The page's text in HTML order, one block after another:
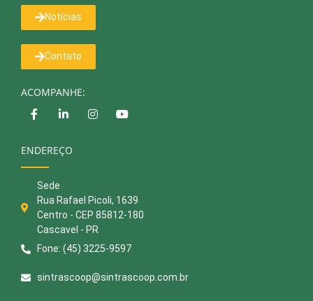
Notícias
Contato
ACOMPANHE:
ENDEREÇO
Sede
Rua Rafael Picoli, 1639
Centro - CEP 85812-180
Cascavel - PR
Fone: (45) 3225-9597
sintrascoop@sintrascoop.com.br